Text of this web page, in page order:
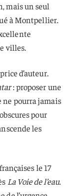
mais un seul
à Montpellier.
villes.
d’auteur.
: proposer une
ne pourra jamais
pour
les
le 17
La Voie de l’eau.